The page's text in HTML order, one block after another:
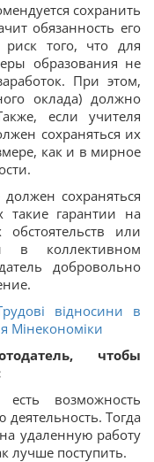
сохранить
обязанность его
риск того, что для
образования не
При этом,
оклада) должно
если учителя
сохраняться их
как и в мирное
сохраняться
такие гарантии на
или
в коллективном
добровольно
відносини в
Мінекономіки
чтобы
возможность
Тогда
удаленную работу
лучше поступить.